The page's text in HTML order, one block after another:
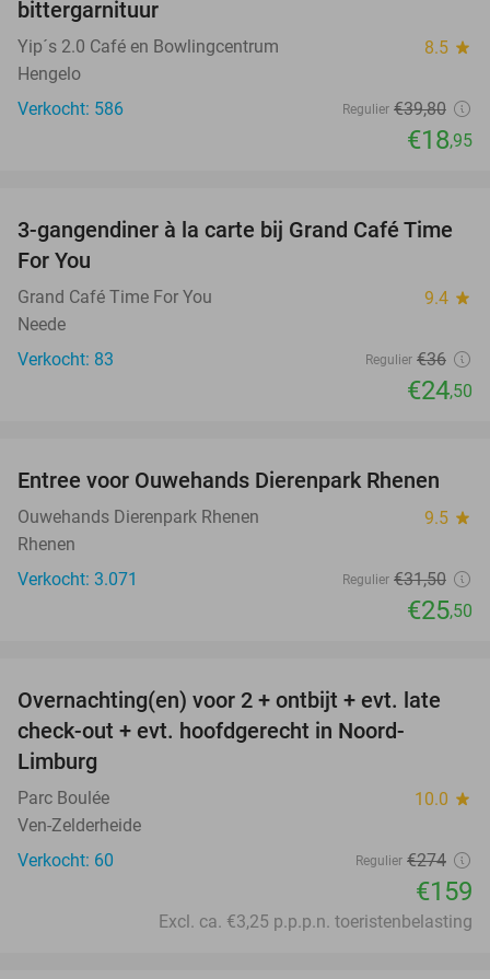
bittergarnituur
Yip´s 2.0 Café en Bowlingcentrum 8.5 star
Hengelo
Verkocht: 586
Regulier €39,80
€18,95
32%
3-gangendiner à la carte bij Grand Café Time
For You
Grand Café Time For You 9.4 star
Neede
Verkocht: 83
Regulier €36
€24,50
19%
Entree voor Ouwehands Dierenpark Rhenen
Ouwehands Dierenpark Rhenen 9.5 star
Rhenen
Verkocht: 3.071
Regulier €31,50
€25,50
42%
Overnachting(en) voor 2 + ontbijt + evt. late
check-out + evt. hoofdgerecht in Noord-
Limburg
Parc Boulée 10.0 star
Ven-Zelderheide
Verkocht: 60
Regulier €274
€159
Excl. ca. €3,25 p.p.p.n. toeristenbelasting